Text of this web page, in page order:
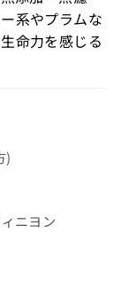
系やプラムな
命力を感じる
)
ニヨン